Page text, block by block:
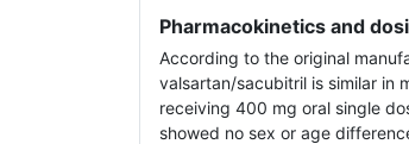
Pharmacokinetics and
According to the original
valsartan/sacubitril is similar in
receiving 400 mg oral single
showed no sex or age